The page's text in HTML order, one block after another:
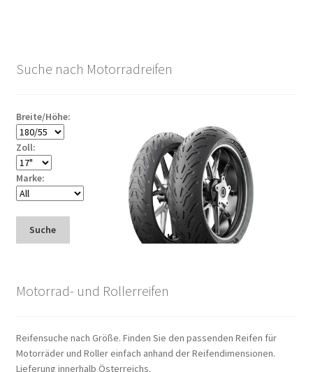
Suche nach Motorradreifen
Breite/Höhe:
Zoll:
Marke:
Suche
Motorrad- und Rollerreifen
Reifensuche nach Größe. Finden Sie den passenden Reifen für
Motorräder und Roller einfach anhand der Reifendimensionen.
Lieferung innerhalb Österreichs.